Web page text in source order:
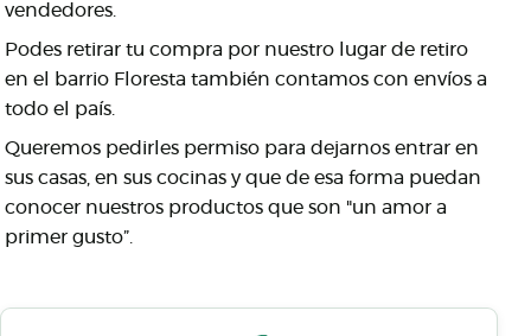
vendedores.
Podes retirar tu compra por nuestro lugar de retiro
en el barrio Floresta también contamos con envíos a
todo el país.
Queremos pedirles permiso para dejarnos entrar en
sus casas, en sus cocinas y que de esa forma puedan
conocer nuestros productos que son "un amor a
primer gusto”.